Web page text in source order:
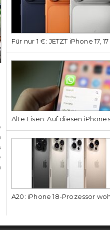
Für nur 1 €: JETZT iPhone 17,
Alte Eisen: Auf diesen
A20: iPhone 18-Prozessor